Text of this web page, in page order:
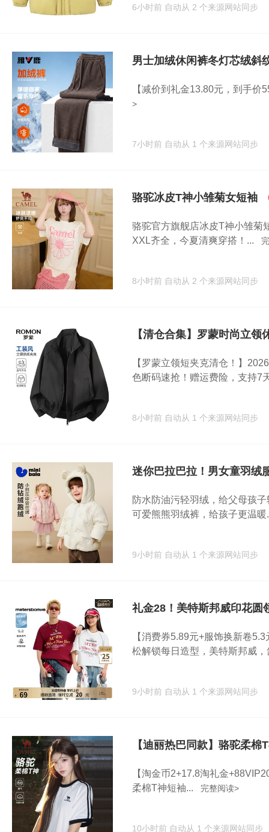
6小时前 自动从 2 个来源网站同步
男士加绒休闲裤冬灯芯绒斜
【减价到礼金13.80元，到手
>
7小时前 自动从 1 个来源网站同步
骆驼冰皮T神小雏菊女短袖
骆驼官方旗舰店冰皮T神小雏菊
XXL齐全，今夏清爽穿搭！...
8小时前 自动从 2 个来源网站同步
【清仓合集】罗蒙时尚立领
【罗蒙立领短夹克清仓！】
色断码速抢！赠运费险，支持7
8小时前 自动从 1 个来源网站同步
迷你巴拉巴拉！男女童羽绒
防水防油污轻羽绒，给父母孩
可爱熊熊羽绒裤，给孩子更温暖
9小时前 自动从 1 个来源网站同步
礼金28！美特斯邦威印花圆
【消费券5.89元+服饰换新卷
松解锁每日造型，美特斯邦威，
9小时前 自动从 1 个来源网站同步
【迪丽热巴同款】骆驼柔棉
【淘金币2+17.8淘礼金
柔棉T神短袖...
完整阅读>
10小时前 自动从 1 个来源网站同步